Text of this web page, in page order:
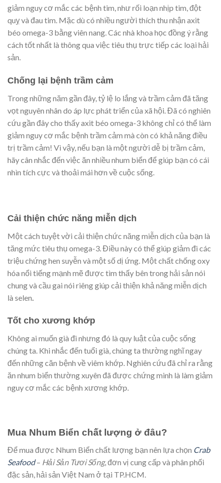
giảm nguy cơ mắc các bệnh tim, như rối loạn nhịp tim, đột
quỵ và đau tim. Mặc dù có nhiều người thích thu nhận axit
béo omega-3 bằng viên nang. Các nhà khoa học đồng ý rằng
cách tốt nhất là thông qua việc tiêu thụ trực tiếp các loại hải
sản.
Chống lại bệnh trầm cảm
Trong những năm gần đây, tỷ lệ lo lắng và trầm cảm đã tăng
vọt nguyên nhân do áp lực phát triển của xã hội. Đã có nghiên
cứu gần đây cho thấy axit béo omega-3 không chỉ có thể làm
giảm nguy cơ mắc bệnh trầm cảm mà còn có khả năng điều
trị trầm cảm! Vì vậy, nếu bạn là một người dễ bị trầm cảm,
hãy cân nhắc đến việc ăn nhiều nhum biển để giúp bạn có cái
nhìn tích cực và thoải mái hơn về cuộc sống.
Cải thiện chức năng miễn dịch
Một cách tuyệt vời cải thiện chức năng miễn dịch của bạn là
tăng mức tiêu thụ omega-3. Điều này có thể giúp giảm đi các
triệu chứng hen suyễn và một số dị ứng. Một chất chống oxy
hóa nổi tiếng mạnh mẽ được tìm thấy bên trong hải sản nói
chung và cầu gai nói riêng giúp cải thiện khả năng miễn dịch
là selen
Tốt cho xương khớp
Không ai muốn già đi nhưng đó là quy luật của cuộc sống
chúng ta. Khi nhắc đến tuổi già, chúng ta thường nghĩ ngay
đến những căn bệnh về viêm khớp. Nghiên cứu đã chỉ ra rằng
ăn nhum biển thường xuyên đã được chứng minh là làm giảm
nguy cơ mắc các bệnh xương khớp.
Mua Nhum Biển chất lượng ở đâu?
Để mua được Nhum Biển chất lượng bạn nên lựa chọn Crab
Seafood– Hải Sản Tươi Sống, đơn vị cung cấp và phân phối
đặc sản, hải sản Việt Nam ở tại TP.HCM.